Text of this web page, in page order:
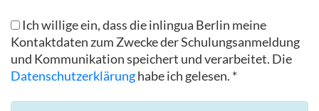
Ich willige ein, dass die inlingua Berlin meine
Kontaktdaten zum Zwecke der Schulungsanmeldung
und Kommunikation speichert und verarbeitet. Die
Datenschutzerklärunghabe ich gelesen. *